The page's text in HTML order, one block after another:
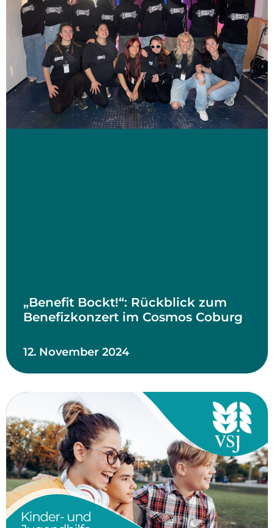
„Benefit Bockt!“: Rückblick zum
Benefizkonzert im Cosmos Coburg
12. November 2024